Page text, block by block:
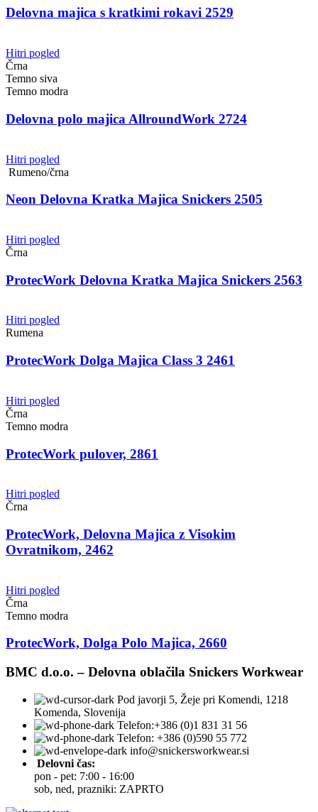
Delovna majica s kratkimi rokavi 2529
Hitri pogled
Črna
Temno siva
Temno modra
Delovna polo majica AllroundWork 2724
Hitri pogled
Rumeno/črna
Neon Delovna Kratka Majica Snickers 2505
Hitri pogled
Črna
ProtecWork Delovna Kratka Majica Snickers 2563
Hitri pogled
Rumena
ProtecWork Dolga Majica Class 3 2461
Hitri pogled
Črna
Temno modra
ProtecWork pulover, 2861
Hitri pogled
Črna
ProtecWork, Delovna Majica z Visokim
Ovratnikom, 2462
Hitri pogled
Črna
Temno modra
ProtecWork, Dolga Polo Majica, 2660
BMC d.o.o. – Delovna oblačila Snickers Workwear
Pod javorji 5, Žeje pri Komendi, 1218
Komenda, Slovenija
Telefon:+386 (0)1 831 31 56
Telefon: +386 (0)590 55 772
info@snickersworkwear.si
Delovni čas:
pon - pet: 7:00 - 16:00
sob, ned, prazniki: ZAPRTO